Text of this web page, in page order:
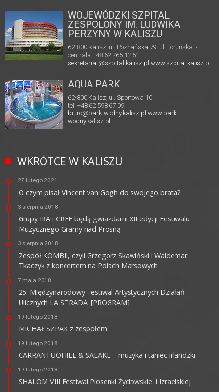
WOJEWÓDZKI SZPITAL
ZESPOLONY IM. LUDWIKA
PERZYNY W KALISZU
62-800 Kalisz, ul. Poznańska 79, ul. Toruńska 7
centrala +48 62 765 12 51
sekretariat@szpital.kalisz.pl www.szpital.kalisz.pl
AQUA PARK
62-800 Kalisz, ul. Sportowa 10
tel. +48 62 598 67 09
biuro@park-wodny.kalisz.pl www.park-
wodny.kalisz.pl
WKRÓTCE W KALISZU
27 lutego 2021
O czym pisał Vincent van Gogh do swojego brata?
3 sierpnia 2018
Grupy IRA i CREE będą gwiazdami XII edycji Festiwalu
Muzycznego Gramy nad Prosną
3 sierpnia 2018
Zespół KOMBII, czyli Grzegorz Skawiński i Waldemar
Tkaczyk z koncertem na Polach Marsowych
7 maja 2018
25. Międzynarodowy Festiwal Artystycznych Działań
Ulicznych LA STRADA. [PROGRAM]
19 lutego 2018
MICHAŁ SZPAK z zespołem
19 lutego 2018
CARRANTUOHILL & SALAKE – muzyka i taniec irlandzki
19 lutego 2018
SHALOM VIII Festiwal Piosenki Żydowskiej i Izraelskiej